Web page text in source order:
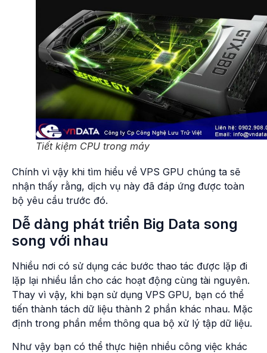
Tiết kiệm CPU trong máy
Chính vì vậy khi tìm hiểu về VPS GPU chúng ta sẽ
nhận thấy rằng, dịch vụ này đã đáp ứng được toàn
bộ yêu cầu trước đó.
Dễ dàng phát triển Big Data song
song với nhau
Nhiều nơi có sử dụng các bước thao tác được lặp đi
lặp lại nhiều lần cho các hoạt động cùng tài nguyên.
Thay vì vậy, khi bạn sử dụng VPS GPU, bạn có thể
tiến thành tách dữ liệu thành 2 phần khác nhau. Mặc
định trong phần mềm thông qua bộ xử lý tập dữ liệu.
Như vậy bạn có thể thực hiện nhiều công việc khác